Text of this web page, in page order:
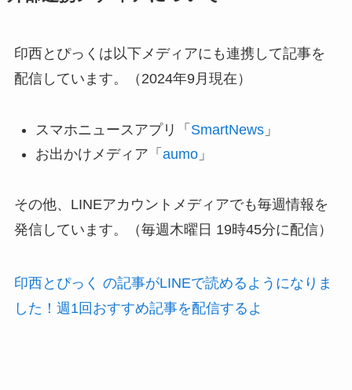
印西とぴっくは以下メディアにも連携して記事を
配信しています。（2024年9月現在）
スマホニュースアプリ「 SmartNews」
お出かけメディア「 aumo」
その他、LINEアカウントメディアでも毎週情報を
発信しています。（毎週木曜日 19時45分に配信）
印西とぴっく の記事がLINEで読めるようになりま
した！週1回おすすめ記事を配信するよ